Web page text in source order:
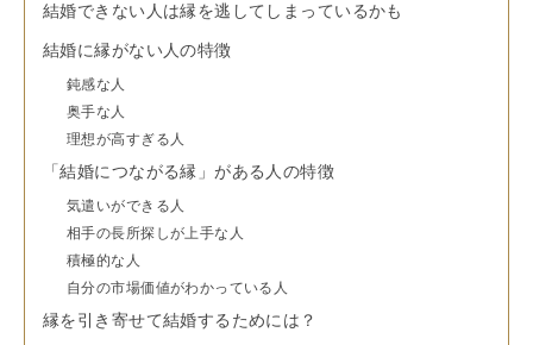
結婚できない人は縁を逃してしまっているかも
結婚に縁がない人の特徴
鈍感な人
奥手な人
理想が高すぎる人
「結婚につながる縁」がある人の特徴
気遣いができる人
相手の長所探しが上手な人
積極的な人
自分の市場価値がわかっている人
縁を引き寄せて結婚するためには？